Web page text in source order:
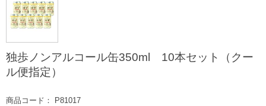
独歩ノンアルコール缶350ml 10本セット（クー
ル便指定）
商品コード： P81017